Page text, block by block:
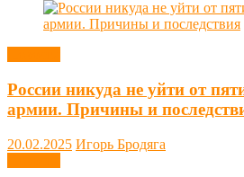
России никуда не уйти от
армии. Причины и
20.02.2025 Игорь Бродяга